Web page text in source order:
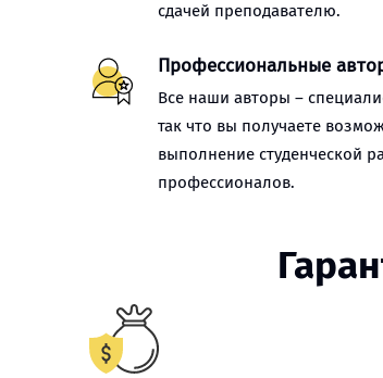
сдачей преподавателю.
Профессиональные
Все наши авторы –
так что вы получаете
выполнение студенческой
профессионалов.